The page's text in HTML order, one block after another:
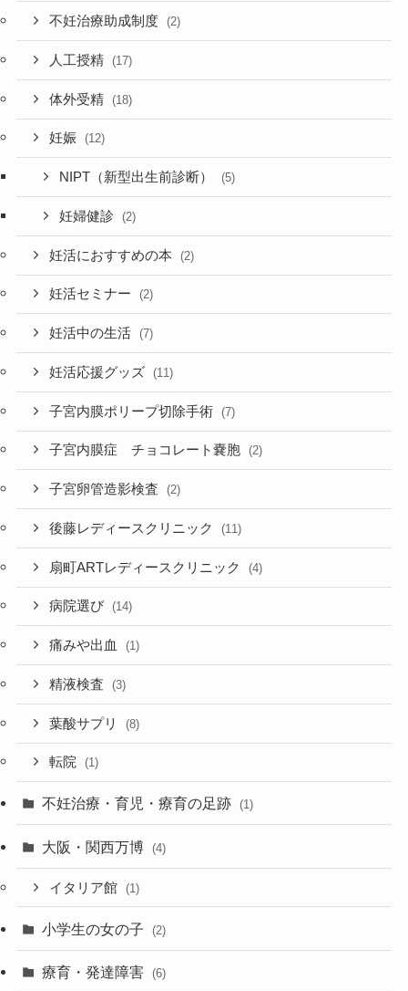
不妊治療助成制度 (2)
人工授精 (17)
体外受精 (18)
妊娠 (12)
NIPT（新型出生前診断） (5)
妊婦健診 (2)
妊活におすすめの本 (2)
妊活セミナー (2)
妊活中の生活 (7)
妊活応援グッズ (11)
子宮内膜ポリープ切除手術 (7)
子宮内膜症 チョコレート嚢胞 (2)
子宮卵管造影検査 (2)
後藤レディースクリニック (11)
扇町ARTレディースクリニック (4)
病院選び (14)
痛みや出血 (1)
精液検査 (3)
葉酸サプリ (8)
転院 (1)
不妊治療・育児・療育の足跡 (1)
大阪・関西万博 (4)
イタリア館 (1)
小学生の女の子 (2)
療育・発達障害 (6)